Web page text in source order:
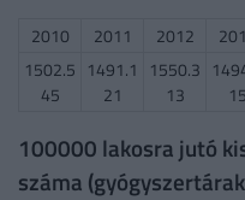
2010 2011 2012
1502.5
45
1491.1
21
1550.3
13
15
100000 lakosra jutó
száma